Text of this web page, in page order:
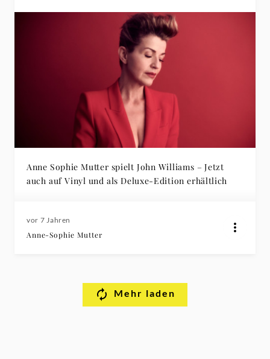
Anne Sophie Mutter spielt John Williams – Jetzt
auch auf Vinyl und als Deluxe-Edition erhältlich
vor 7 Jahren
Anne-Sophie Mutter
Mehr laden